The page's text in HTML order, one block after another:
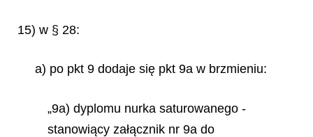
15) w § 28:
a) po pkt 9 dodaje się pkt 9a w brzmieniu:
„9a) dyplomu nurka saturowanego -
stanowiący załącznik nr 9a do